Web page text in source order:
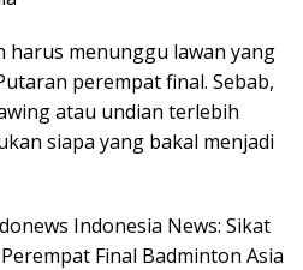
harus menunggu lawan yang
perempat final. Sebab,
atau undian terlebih
siapa yang bakal menjadi
Indonesia News: Sikat
Final Badminton Asia